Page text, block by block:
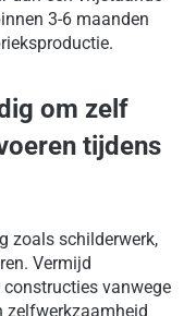
3-6 maanden
om zelf
tijdens
zoals schilderwerk,
Vermijd
vanwege
zelfwerkzaamheid